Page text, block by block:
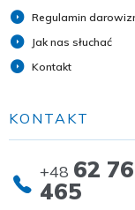
Regulamin
Jak nas słuchać
Kontakt
KONTAKT
+48 62
465